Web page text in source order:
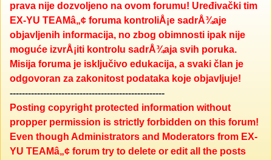
prava nije dozvoljeno na ovom forumu! Uređivački tim
EX-YU TEAMâ„¢ foruma kontroliÅ¡e sadrÅ¾aje
objavljenih informacija, no zbog obimnosti ipak nije
moguće izvrÅ¡iti kontrolu sadrÅ¾aja svih poruka.
Misija foruma je isključivo edukacija, a svaki član je
odgovoran za zakonitost podataka koje objavljuje!
---------------------------------------------------
Posting copyright protected information without
propper permission is strictly forbidden on this forum!
Even though Administrators and Moderators from EX-
YU TEAMâ„¢ forum try to delete or edit all the posts